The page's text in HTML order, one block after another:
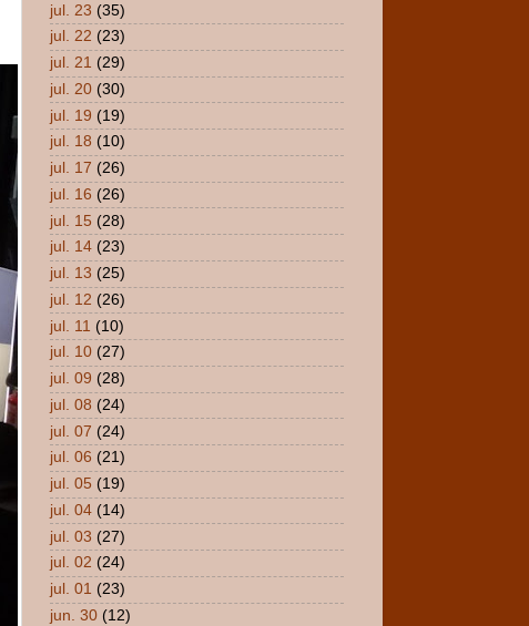
jul. 23 (35)
jul. 22 (23)
jul. 21 (29)
jul. 20 (30)
jul. 19 (19)
jul. 18 (10)
jul. 17 (26)
jul. 16 (26)
jul. 15 (28)
jul. 14 (23)
jul. 13 (25)
jul. 12 (26)
jul. 11 (10)
jul. 10 (27)
jul. 09 (28)
jul. 08 (24)
jul. 07 (24)
jul. 06 (21)
jul. 05 (19)
jul. 04 (14)
jul. 03 (27)
jul. 02 (24)
jul. 01 (23)
jun. 30 (12)